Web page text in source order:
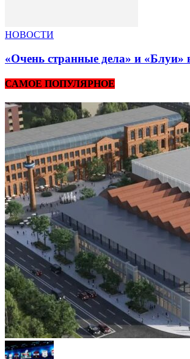
НОВОСТИ
«Очень странные дела» и «Блуи»
САМОЕ ПОПУЛЯРНОЕ